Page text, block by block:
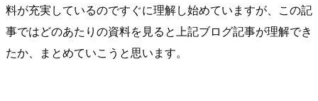
料が充実しているのですぐに理解し始めていますが、この記
事ではどのあたりの資料を見ると上記ブログ記事が理解でき
たか、まとめていこうと思います。